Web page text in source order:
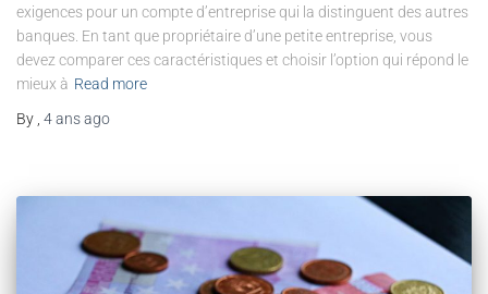
exigences pour un compte d’entreprise qui la distinguent des autres
banques. En tant que propriétaire d’une petite entreprise, vous
devez comparer ces caractéristiques et choisir l’option qui répond le
mieux à Read more
By 4 ansago